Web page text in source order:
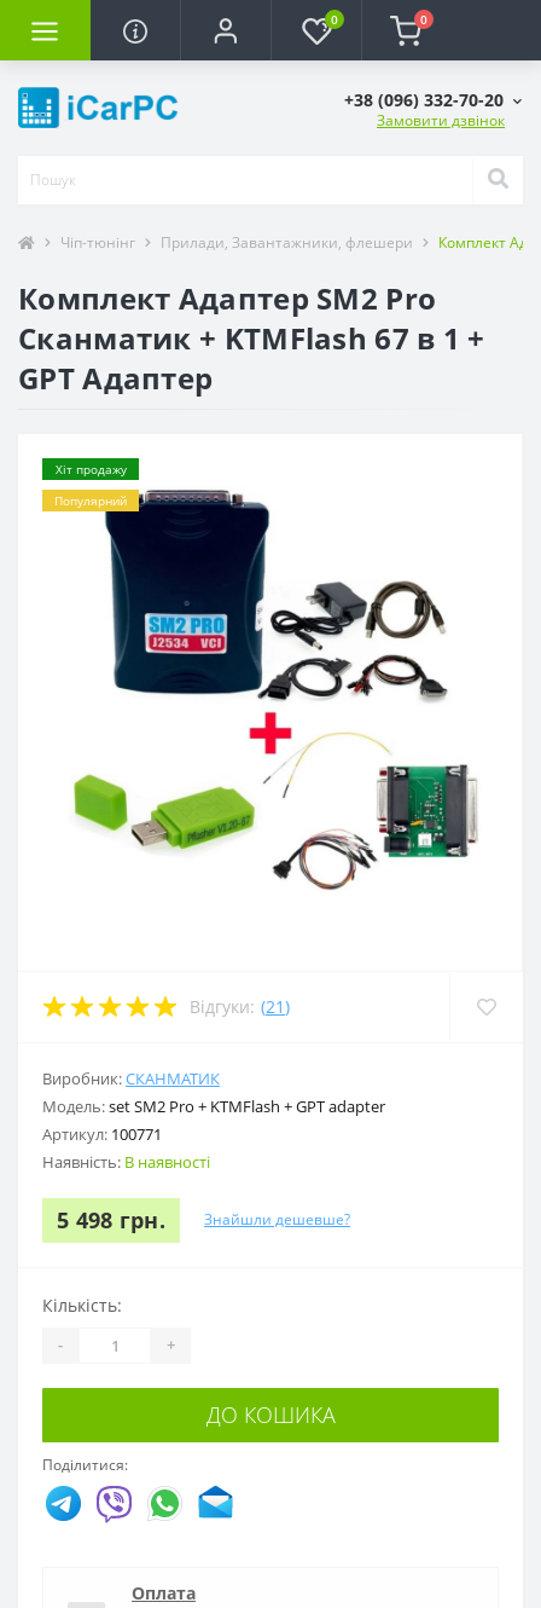
0 0
+38 (096) 332-70-20
Замовити дзвінок
Чіп-тюнінг Прилади, Завантажники, флешери Комплект
Комплект Адаптер SM2 Pro
Сканматик + KTMFlash 67 в 1 +
GPT Адаптер
Хіт продажу
Популярний
Відгуки: (21)
Виробник:СКАНМАТИК
Модель:set SM2 Pro + KTMFlash + GPT adapter
Артикул: 100771
Наявність: В наявності
5 498 грн. Знайшли дешевше?
Кількість:
- +
ДО КОШИКА
Поділитися:
Оплата